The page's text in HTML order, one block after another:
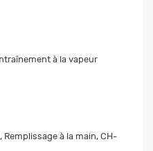
à la vapeur
Remplissage à la main, CH-